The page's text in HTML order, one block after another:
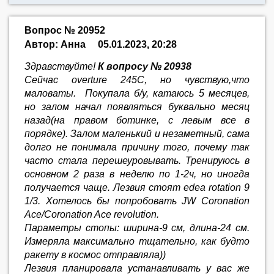
Вопрос № 20952
Автор: Анна
05.01.2023, 20:28
Здравствуйте!К вопросу № 20938
Сейчас overture 245C, но чувствую,что
маловаты. Покупала б/у, катаюсь 5 месяцев,
но залом начал появляться буквально месяц
назад(на правом ботинке, с левым все в
порядке). Залом маленький и незаметный, сама
долго не понимала причину того, почему так
часто стала перешеуровывать. Тренируюсь в
основном 2 раза в неделю по 1-2ч, но иногда
получается чаще. Лезвия стоят edea rotation 9
1/3. Хотелось бы попробовать JW Coronation
Ace/Coronation Ace revolution.
Параметры стопы: ширина-9 см, длина-24 см.
Измеряла максимально тщательно, как будто
ракету в космос отправляла))
Лезвия планировала устанавливать у вас же